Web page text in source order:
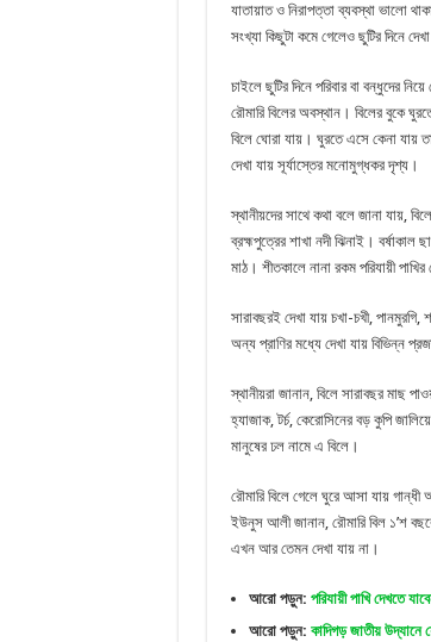
যাতায়াত ও নিরাপত্তা ব্যবস্থা ভালো
সংখ্যা কিছুটা কমে গেলেও ছুটির দিনে
চাইলে ছুটির দিনে পরিবার বা বন্ধুদের
রৌমারি বিলের অবস্থান। বিলের বুকে
বিলে ঘোরা যায়। ঘুরতে এসে কেনা যায়
দেখা যায় সূর্যাস্তের মনোমুগ্ধকর দৃশ্য।
স্থানীয়দের সাথে কথা বলে জানা যায়,
ব্রহ্মপুত্রের শাখা নদী ঝিনাই।
মাঠ। শীতকালে নানা রকম পরিযায়ী পাখির
সারাবছরই দেখা যায় চখা-চখী,
অন্য প্রাণির মধ্যে দেখা যায় বিভিন্ন
স্থানীয়রা জানান, বিলে সারাবছর মাছ
হ্যাজাক, টর্চ, কেরোসিনের বড় কুপি
মানুষের ঢল নামে এ বিলে।
রৌমারি বিলে গেলে ঘুরে আসা যায়
ইউনুস আলী জানান, রৌমারি বিল ১’শ
এখন আর তেমন দেখা যায় না।
আরো পড়ুন: পরিযায়ী পাখি দেখতে
আরো পড়ুন: কাদিগড় জাতীয় উদ্যানে